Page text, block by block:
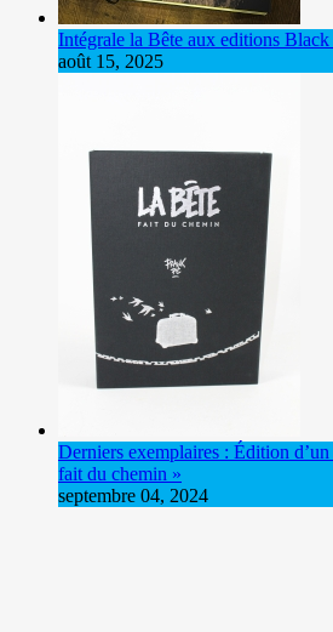
Intégrale la Bête aux editions
août 15, 2025
Derniers exemplaires : Édition
fait du chemin »
septembre 04, 2024